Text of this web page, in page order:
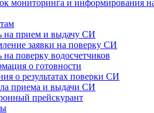
мониторинга и информирования
на прием и выдачу СИ
заявки на поверку СИ
на поверку водосчетчиков
о готовности
о результатах поверки СИ
приема и выдачи СИ
прейскурант